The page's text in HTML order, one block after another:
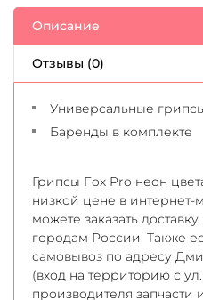
Описание
Отзывы (0)
Универсальные
Баренды в комплекте
Грипсы Fox Pro неон
низкой цене в интернет-
можете заказать
городам России. Также
самовывоз по адресу
(вход на территорию с
производителя запчасти